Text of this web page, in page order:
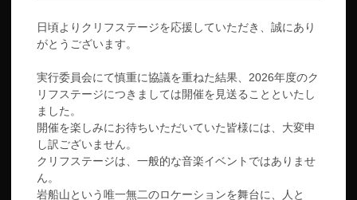
日頃よりクリフステージを応援していただき、誠にあり
がとうございます。
実行委員会にて慎重に協議を重ねた結果、2026年度のク
リフステージにつきましては開催を見送ることといたし
ました。
開催を楽しみにお待ちいただいていた皆様には、大変申
し訳ございません。
クリフステージは、一般的な音楽イベントではありませ
ん。
岩船山という唯一無二のロケーションを舞台に、人と